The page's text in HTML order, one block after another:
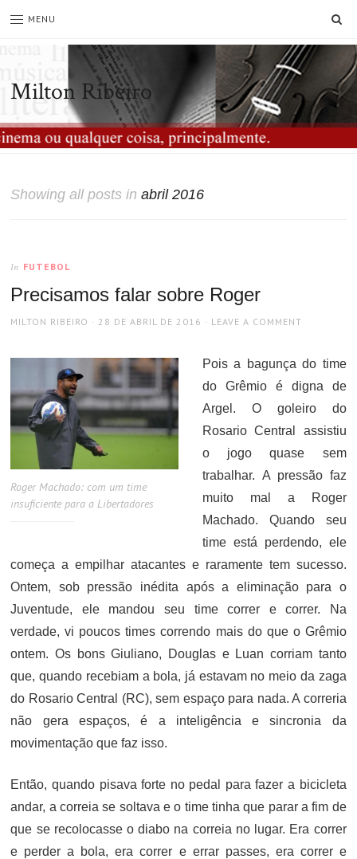
MENU
Milton Ribeiro
Showing all posts inabril 2016
In FUTEBOL
Precisamos falar sobre Roger
AUTHOR
MILTON RIBEIRO
POSTED
28 DE ABRIL DE 2016 LEAVE A COMMENT
Roger Machado: com um time
insuficiente para a Libertadores
Pois a bagunça do time
do Grêmio é digna de
Argel. O goleiro do
Rosario Central assistiu
o jogo quase sem
trabalhar. A pressão faz
muito mal a Roger
Machado. Quando seu
time está perdendo, ele
começa a empilhar atacantes e raramente tem sucesso.
Ontem, sob pressão inédita após a eliminação para o
Juventude, ele mandou seu time correr e correr. Na
verdade, vi poucos times correndo mais do que o Grêmio
ontem. Os bons Giuliano, Douglas e Luan corriam tanto
que, quando recebiam a bola, já estavam no meio da zaga
do Rosario Central (RC), sem espaço para nada. A correria
não gera espaços, é a inteligência e sincronia da
movimentação que faz isso.
Então, quando pisava forte no pedal para fazer a bicicleta
andar, a correia se soltava e o time tinha que parar a fim de
que se recolocasse o diabo na correia no lugar. Era correr
e perder a bola, era correr e errar passes, era correr e